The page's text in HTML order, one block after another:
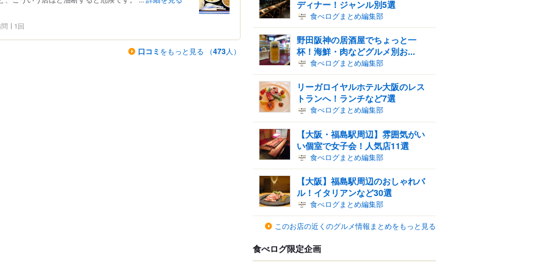
1回
口コミ をもっと見る （473人）
ディナー！ジャンル別5選
食べログまとめ編集部
野田阪神の居酒屋でちょっと一
杯！海鮮・肉などグルメ別お...
食べログまとめ編集部
リーガロイヤルホテル大阪のレス
トランへ！ランチなど7選
食べログまとめ編集部
【大阪・福島駅周辺】雰囲気がい
い個室で女子会！人気店11選
食べログまとめ編集部
【大阪】福島駅周辺のおしゃれバ
ル！イタリアンなど30選
食べログまとめ編集部
このお店の近くのグルメ情報まとめをもっと見る
食べログ限定企画